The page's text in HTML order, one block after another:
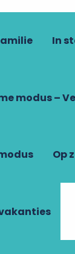
In
modus –
Op